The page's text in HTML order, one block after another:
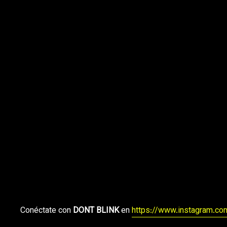
Conéctate con DONT BLINKenhttps://